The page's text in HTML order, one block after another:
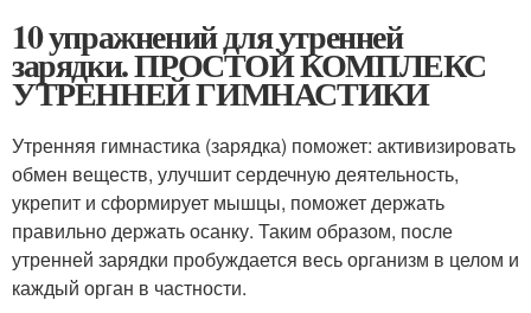
10 упражнений для утренней
зарядки. ПРОСТОЙ КОМПЛЕКС
УТРЕННЕЙ ГИМНАСТИКИ
Утренняя гимнастика (зарядка) поможет: активизировать
обмен веществ, улучшит сердечную деятельность,
укрепит и сформирует мышцы, поможет держать
правильно держать осанку. Таким образом, после
утренней зарядки пробуждается весь организм в целом и
каждый орган в частности.